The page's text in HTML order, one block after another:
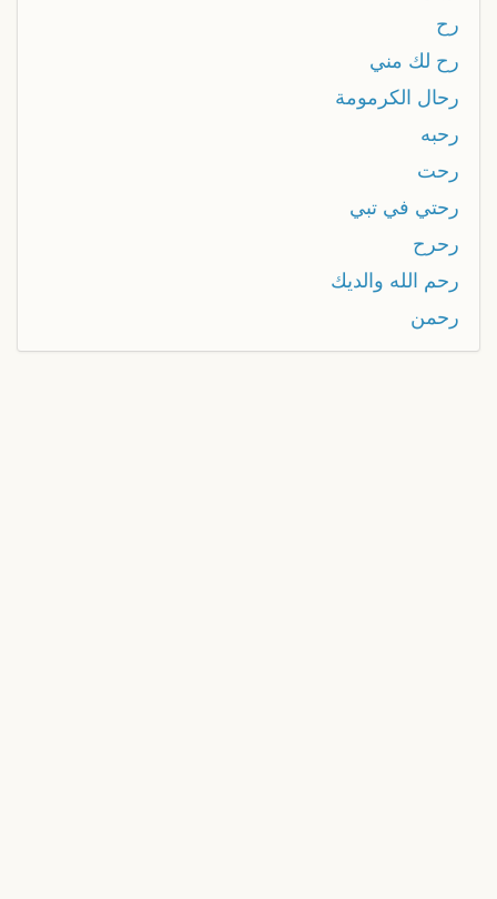
رح
رح لك مني
رحال الكرمومة
رحبه
رحت
رحتي في تبي
رحرح
رحم الله والديك
رحمن